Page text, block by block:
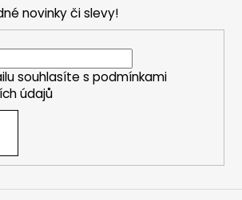
novinky či slevy!
souhlasíte s podmínkami
údajů